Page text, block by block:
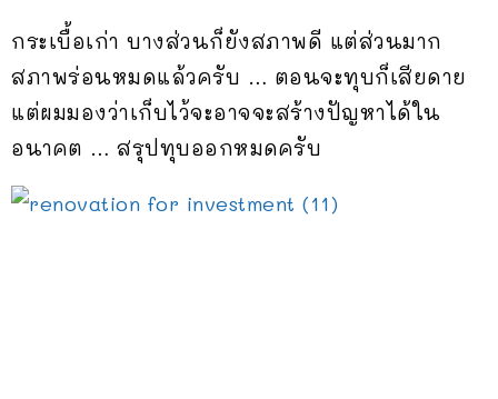
กระเบื้อเก่า บางส่วนก็ยังสภาพดี แต่ส่วนมาก
สภาพร่อนหมดแล้วครับ … ตอนจะทุบก็เสียดาย
แต่ผมมองว่าเก็บไว้จะอาจจะสร้างปัญหาได้ใน
อนาคต … สรุปทุบออกหมดครับ